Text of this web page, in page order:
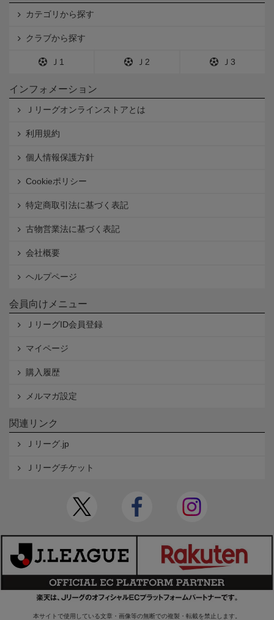
カテゴリから探す
クラブから探す
Ｊ1 Ｊ2 Ｊ3
インフォメーション
Ｊリーグオンラインストアとは
利用規約
個人情報保護方針
Cookieポリシー
特定商取引法に基づく表記
古物営業法に基づく表記
会社概要
ヘルプページ
会員向けメニュー
ＪリーグID会員登録
マイページ
購入履歴
メルマガ設定
関連リンク
Ｊリーグ.jp
Ｊリーグチケット
本サイトで使用している文章・画像等の無断での複製・転載を禁止します。